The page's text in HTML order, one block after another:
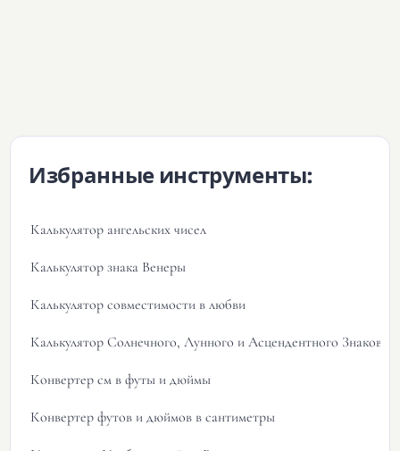
Избранные инструменты:
Калькулятор ангельских чисел
Калькулятор знака Венеры
Калькулятор совместимости в любви
Калькулятор Солнечного, Лунного и Асцендентного Знаков
Конвертер см в футы и дюймы
Конвертер футов и дюймов в сантиметры